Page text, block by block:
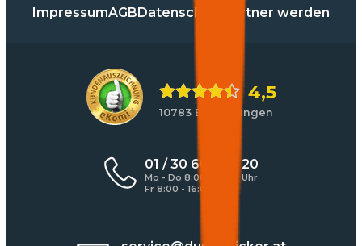
ImpressumAGBDatenschutz Partner werden
4,5
10783 Bewertungen
01 / 30 60 900 20
Mo - Do 8:00 - 17:00 Uhr
Fr 8:00 - 16:00 Uhr